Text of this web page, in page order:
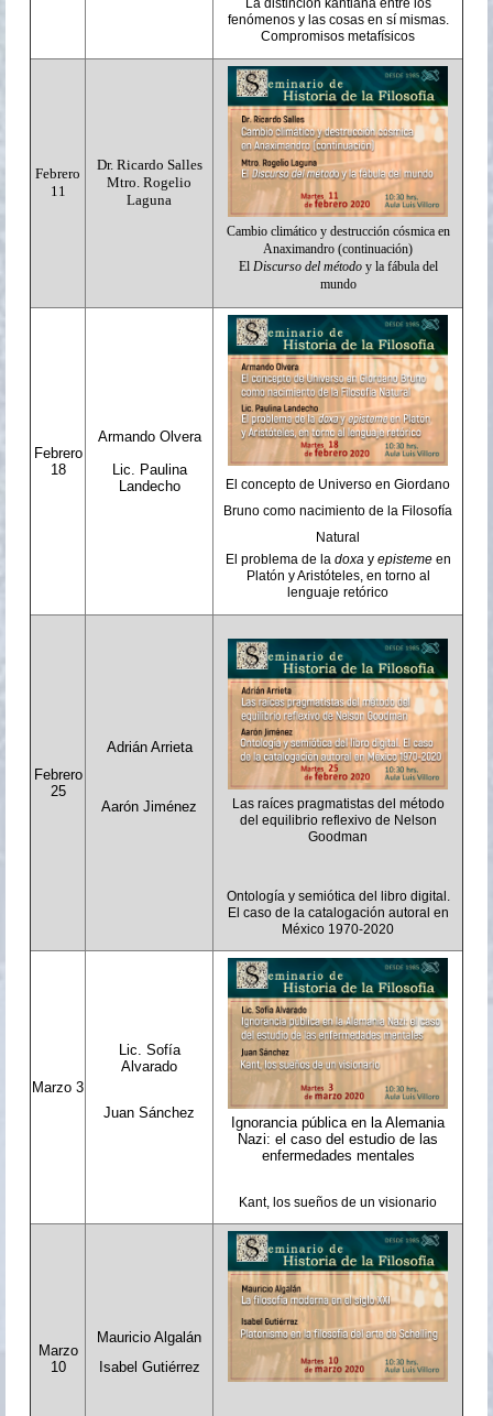
La distinción kantiana entre los
fenómenos y las cosas en sí mismas.
Compromisos metafísicos
Febrero
11
Dr. Ricardo Salles
Mtro. Rogelio
Laguna
Cambio climático y destrucción cósmica en
Anaximandro (continuación)
El Discurso del método y la fábula del
mundo
Febrero
18
Armando Olvera
Lic. Paulina
Landecho
El concepto de Universo en Giordano
Bruno como nacimiento de la Filosofía
Natural
El problema de ladoxa y episteme en
Platón y Aristóteles, en torno al
lenguaje retórico
Febrero
25
Adrián Arrieta
Aarón Jiménez
Las raíces pragmatistas del método
del equilibrio reflexivo de Nelson
Goodman
Ontología y semiótica del libro digital.
El caso de la catalogación autoral en
México 1970-2020
Marzo 3
Lic. Sofía
Alvarado
Juan Sánchez
Ignorancia pública en la Alemania
Nazi: el caso del estudio de las
enfermedades mentales
Kant, los sueños de un visionario
Marzo
10
Mauricio Algalán
Isabel Gutiérrez